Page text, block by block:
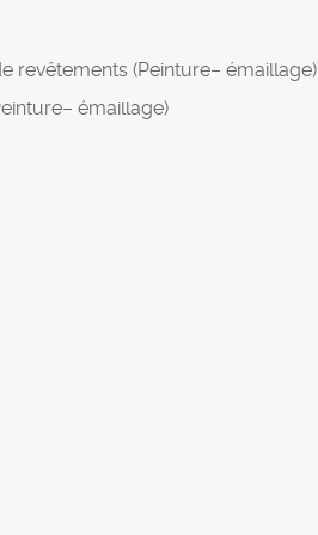
revêtements (Peinture– émaillage)
émaillage)